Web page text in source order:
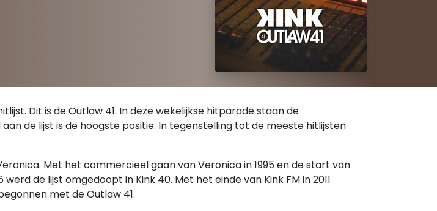
Dit is de Outlaw 41. In deze wekelijkse hitparade staan de
de lijst is de hoogste positie. In tegenstelling tot de meeste hitlijsten
Met het commercieel gaan van Veronica in 1995 en de start van
de lijst omgedoopt in Kink 40. Met het einde van Kink FM in 2011
met de Outlaw 41.